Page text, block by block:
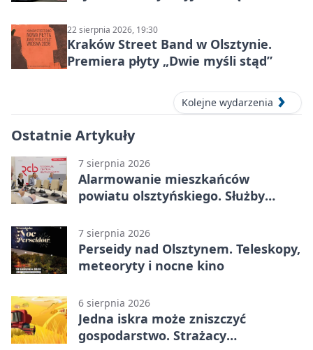
22 sierpnia 2026, 19:30
Kraków Street Band w Olsztynie.
Premiera płyty „Dwie myśli stąd”
Kolejne wydarzenia
Ostatnie Artykuły
7 sierpnia 2026
Alarmowanie mieszkańców
powiatu olsztyńskiego. Służby
7 sierpnia 2026
Perseidy nad Olsztynem. Teleskopy,
meteoryty i nocne kino
6 sierpnia 2026
Jedna iskra może zniszczyć
gospodarstwo. Strażacy